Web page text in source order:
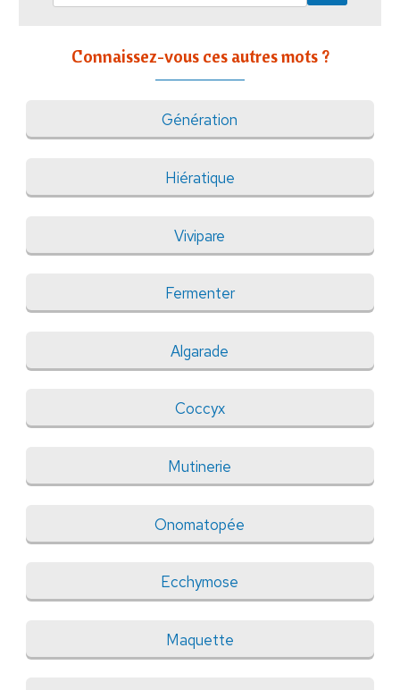
Connaissez-vous ces autres mots ?
Génération
Hiératique
Vivipare
Fermenter
Algarade
Coccyx
Mutinerie
Onomatopée
Ecchymose
Maquette